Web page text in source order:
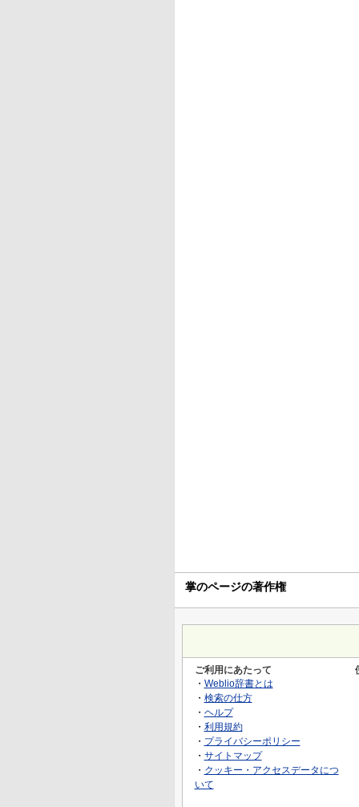
掌のページの著作権
ご利用にあたって
・ Weblio辞書とは
・ 検索の仕方
・ ヘルプ
・ 利用規約
・ プライバシーポリシー
・ サイトマップ
・ クッキー・アクセスデータにつ
いて